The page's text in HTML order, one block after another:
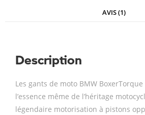
AVIS (1)
Description
Les gants de moto BMW
l’essence même de l’héritage
légendaire motorisation à pistons